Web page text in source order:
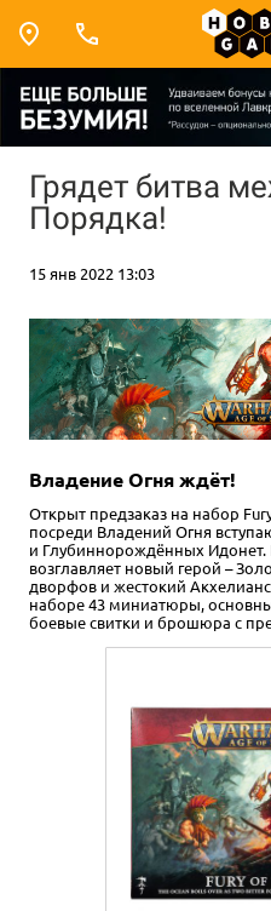
Грядет битва
Порядка!
15 янв 2022 13:03
Владение Огня ждёт!
Открыт предзаказ на набор
посреди Владений Огня
и Глубиннорождённых
возглавляет новый герой –
дворфов и жестокий
наборе 43 миниатюры,
боевые свитки и брошюра с